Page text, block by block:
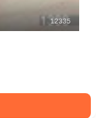
12335